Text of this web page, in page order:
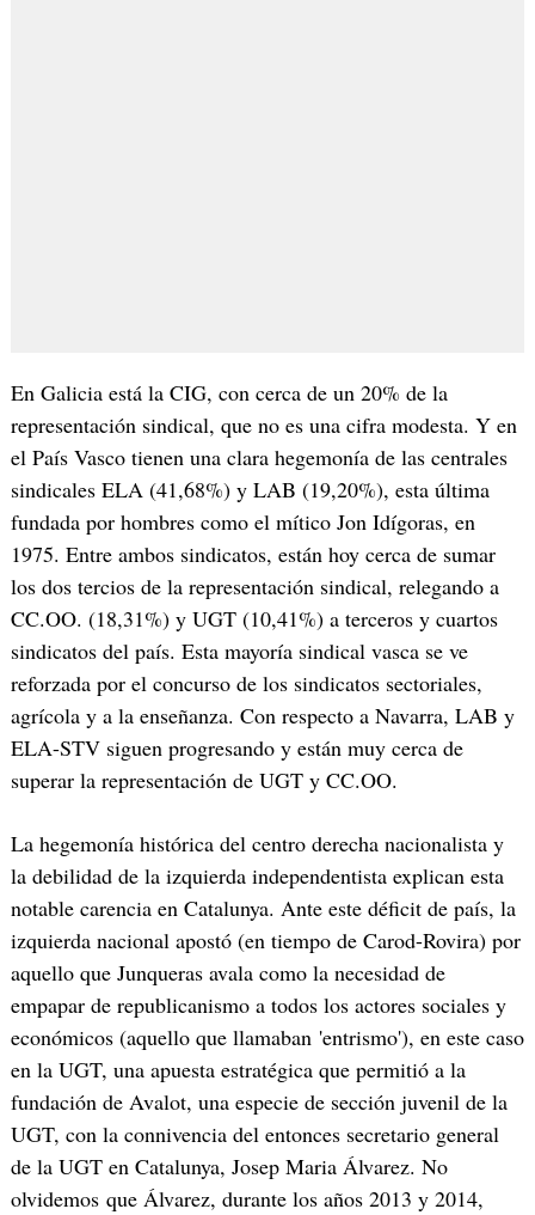
En Galicia está la CIG, con cerca de un 20% de la
representación sindical, que no es una cifra modesta. Y en
el País Vasco tienen una clara hegemonía de las centrales
sindicales ELA (41,68%) y LAB (19,20%), esta última
fundada por hombres como el mítico Jon Idígoras, en
1975. Entre ambos sindicatos, están hoy cerca de sumar
los dos tercios de la representación sindical, relegando a
CC.OO. (18,31%) y UGT (10,41%) a terceros y cuartos
sindicatos del país. Esta mayoría sindical vasca se ve
reforzada por el concurso de los sindicatos sectoriales,
agrícola y a la enseñanza. Con respecto a Navarra, LAB y
ELA-STV siguen progresando y están muy cerca de
superar la representación de UGT y CC.OO.
La hegemonía histórica del centro derecha nacionalista y
la debilidad de la izquierda independentista explican esta
notable carencia en Catalunya. Ante este déficit de país, la
izquierda nacional apostó (en tiempo de Carod-Rovira) por
aquello que Junqueras avala como la necesidad de
empapar de republicanismo a todos los actores sociales y
económicos (aquello que llamaban 'entrismo'), en este caso
en la UGT, una apuesta estratégica que permitió a la
fundación de Avalot, una especie de sección juvenil de la
UGT, con la connivencia del entonces secretario general
de la UGT en Catalunya, Josep Maria Álvarez. No
olvidemos que Álvarez, durante los años 2013 y 2014,